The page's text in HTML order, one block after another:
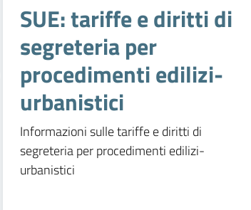
SUE: tariffe e diritti di
segreteria per
procedimenti edilizi-
urbanistici
Informazioni sulle tariffe e diritti di
segreteria per procedimenti edilizi-
urbanistici